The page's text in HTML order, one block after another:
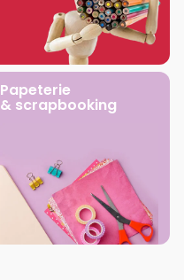
Papeterie
& scrapbooking